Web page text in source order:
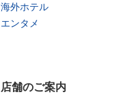
海外ホテル
エンタメ
店舗のご案内